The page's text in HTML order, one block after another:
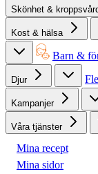
Skönhet &
Kost & hälsa
Barn &
Djur
Kampanjer
Våra tjänster
Mina recept
Mina sidor